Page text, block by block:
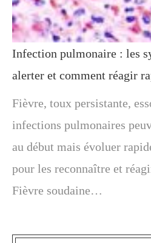
Infection pulmonaire : les
alerter et comment réagir
Fièvre, toux persistante,
infections pulmonaires
au début mais évoluer
pour les reconnaître et
Fièvre soudaine…